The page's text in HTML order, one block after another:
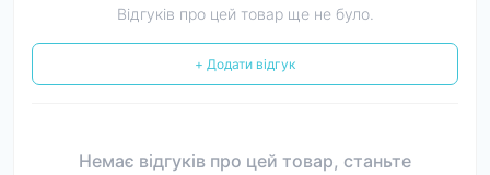
Відгуків про цей товар ще не було.
+ Додати відгук
Немає відгуків про цей товар, станьте